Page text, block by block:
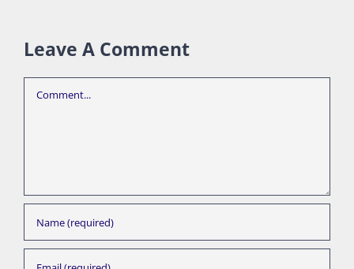
Leave A Comment
Comment